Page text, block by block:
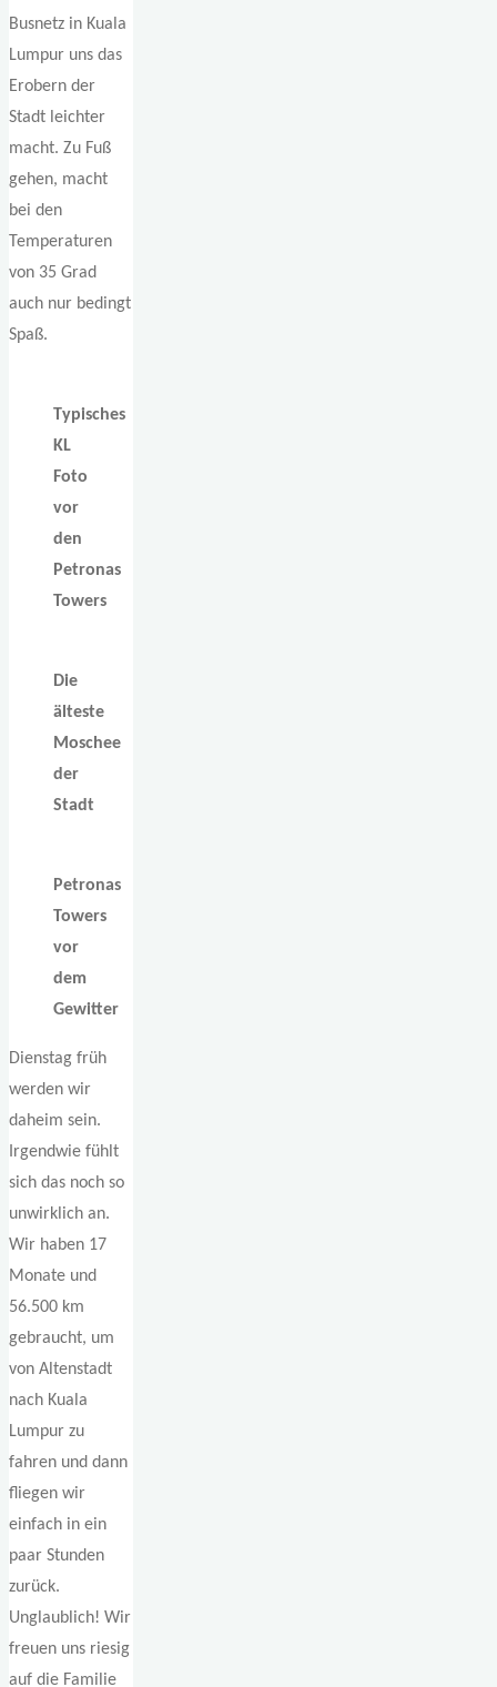
Busnetz in Kuala
Lumpur uns das
Erobern der
Stadt leichter
macht. Zu Fuß
gehen, macht
bei den
Temperaturen
von 35 Grad
auch nur bedingt
Spaß.
Typisches
KL
Foto
vor
den
Petronas
Towers
Die
älteste
Moschee
der
Stadt
Petronas
Towers
vor
dem
Gewitter
Dienstag früh
werden wir
daheim sein.
Irgendwie fühlt
sich das noch so
unwirklich an.
Wir haben 17
Monate und
56.500 km
gebraucht, um
von Altenstadt
nach Kuala
Lumpur zu
fahren und dann
fliegen wir
einfach in ein
paar Stunden
zurück.
Unglaublich! Wir
freuen uns riesig
auf die Familie